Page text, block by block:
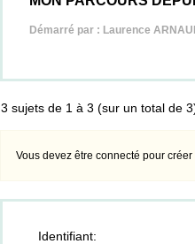
Démarré par : Laurence
3 sujets de 1 à 3 (sur un total de
Vous devez être connecté pour
Identifiant: